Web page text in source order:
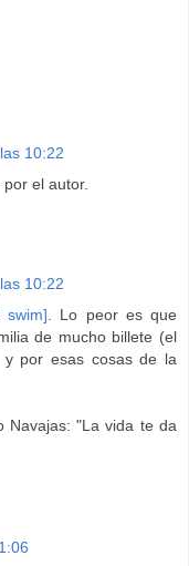
10:22
el autor.
10:22
swim] . Lo peor es que
de mucho billete (el
por esas cosas de la
Navajas: "La vida te da